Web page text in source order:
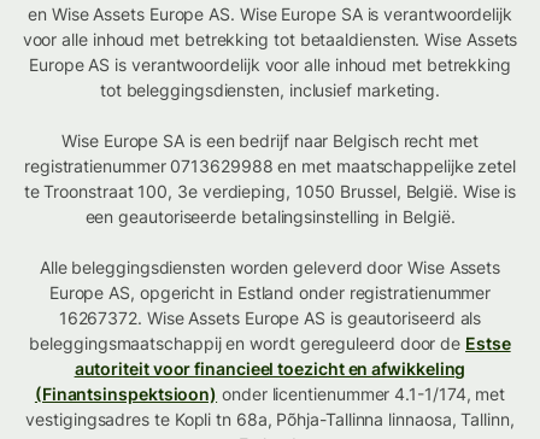
en Wise Assets Europe AS. Wise Europe SA is verantwoordelijk
voor alle inhoud met betrekking tot betaaldiensten. Wise Assets
Europe AS is verantwoordelijk voor alle inhoud met betrekking
tot beleggingsdiensten, inclusief marketing.
Wise Europe SA is een bedrijf naar Belgisch recht met
registratienummer 0713629988 en met maatschappelijke zetel
te Troonstraat 100, 3e verdieping, 1050 Brussel, België. Wise is
een geautoriseerde betalingsinstelling in België.
Alle beleggingsdiensten worden geleverd door Wise Assets
Europe AS, opgericht in Estland onder registratienummer
16267372. Wise Assets Europe AS is geautoriseerd als
beleggingsmaatschappij en wordt gereguleerd door de Estse
autoriteit voor financieel toezicht en afwikkeling
(Finantsinspektsioon) onder licentienummer 4.1-1/174, met
vestigingsadres te Kopli tn 68a, Põhja-Tallinna linnaosa, Tallinn,